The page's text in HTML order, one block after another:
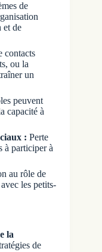
de
et de
contacts
ou la
un
peuvent
capacité à
: Perte
à participer à
au rôle de
les petits-
la
de